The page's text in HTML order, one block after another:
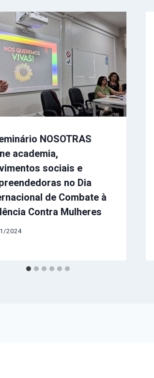
NOSOTRAS
academia,
sociais e
no Dia
de Combate à
Contra Mulheres
2024